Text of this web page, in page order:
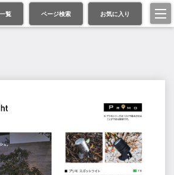
覧 ページ検索 お気に入り